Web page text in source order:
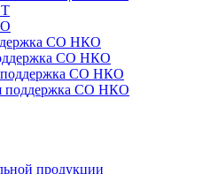
СО НКО
СО НКО
поддержка СО НКО
поддержка СО НКО
продукции